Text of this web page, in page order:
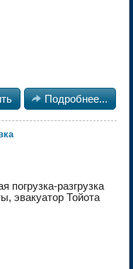
 Подробнее...
погрузка-разгрузка
эвакуатор Тойота